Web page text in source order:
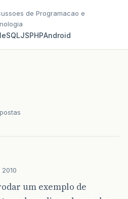
de Programacao e
SQLJSPHPAndroid
um exemplo de